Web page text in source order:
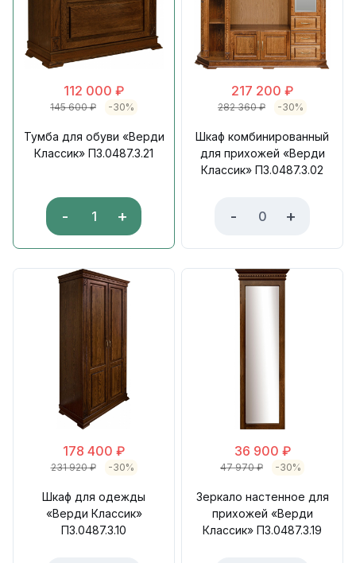
112 000 ₽
145 600₽ -30%
Тумба для обуви «Верди
Классик» П3.0487.3.21
- +
217 200 ₽
282 360₽ -30%
Шкаф комбинированный
для прихожей «Верди
Классик» П3.0487.3.02
- +
178 400 ₽
231 920₽ -30%
Шкаф для одежды
«Верди Классик»
П3.0487.3.10
36 900 ₽
47 970₽ -30%
Зеркало настенное для
прихожей «Верди
Классик» П3.0487.3.19